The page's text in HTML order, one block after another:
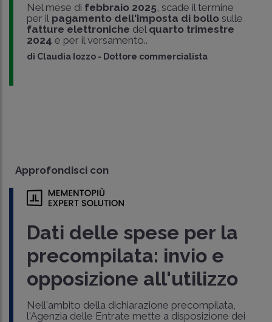
Nel mese di febbraio 2025, scade il termine
per il pagamento dell'imposta di bollosulle
fatture elettroniche del quarto trimestre
2024 e per il versamento..
di Claudia Iozzo - Dottore commercialista
Approfondisci con
Dati delle spese per la
precompilata: invio e
opposizione all'utilizzo
Nell'ambito della dichiarazione precompilata,
l'Agenzia delle Entrate mette a disposizione dei